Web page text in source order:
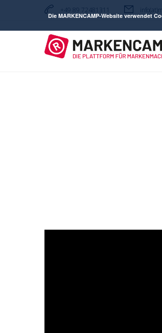
+49 89 72481311
Die MARKENCAMP-Website verwendet